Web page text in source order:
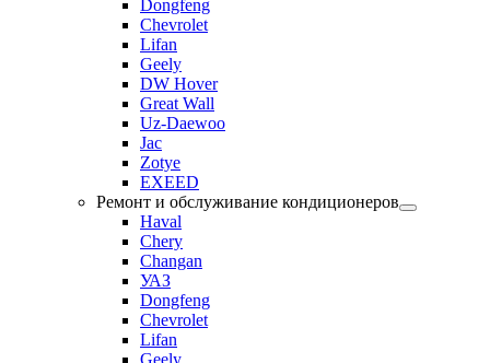
Dongfeng
Chevrolet
Lifan
Geely
DW Hover
Great Wall
Uz-Daewoo
Jac
Zotye
EXEED
Ремонт и обслуживание кондиционеров
Haval
Chery
Changan
УАЗ
Dongfeng
Chevrolet
Lifan
Geely